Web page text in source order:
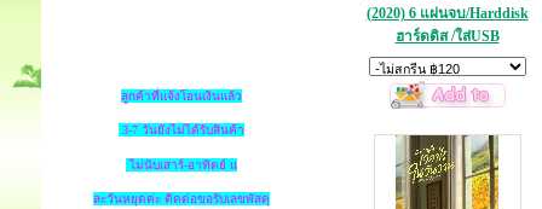
ลูกค้าที่แจ้งโอนเงินแล้ว
3-7 วันยังไม่ได้รับสินค้า
ไม่นับเสาร์-อาทิตย์ แ
ละวันหยุดค่ะ ติดต่อขอรับเลขพัสดุ
(2020) 6 แผ่นจบ/Harddisk
ฮาร์ดดิส /ใส่USB